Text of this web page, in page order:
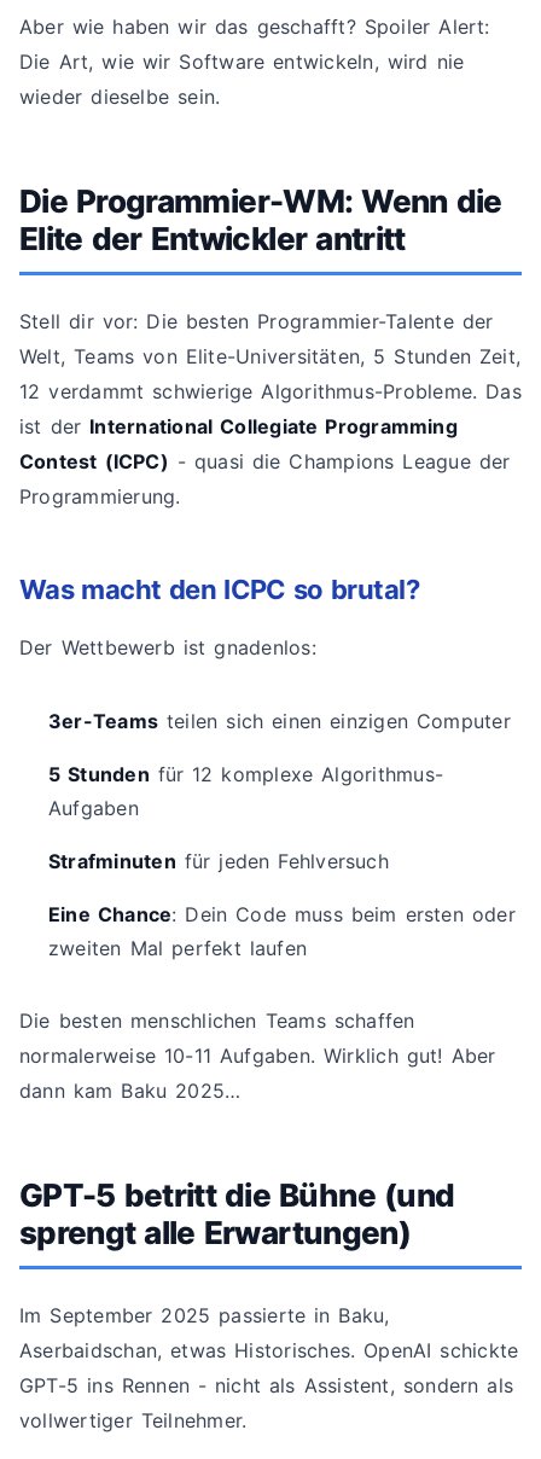
Aber wie haben wir das geschafft? Spoiler Alert:
Die Art, wie wir Software entwickeln, wird nie
wieder dieselbe sein.
Die Programmier-WM: Wenn die
Elite der Entwickler antritt
Stell dir vor: Die besten Programmier-Talente der
Welt, Teams von Elite-Universitäten, 5 Stunden Zeit,
12 verdammt schwierige Algorithmus-Probleme. Das
ist der International Collegiate Programming
Contest (ICPC) - quasi die Champions League der
Programmierung.
Was macht den ICPC so brutal?
Der Wettbewerb ist gnadenlos:
3er-Teams teilen sich einen einzigen Computer
5 Stunden für 12 komplexe Algorithmus-
Aufgaben
Strafminuten für jeden Fehlversuch
Eine Chance: Dein Code muss beim ersten oder
zweiten Mal perfekt laufen
Die besten menschlichen Teams schaffen
normalerweise 10-11 Aufgaben. Wirklich gut! Aber
dann kam Baku 2025…
GPT-5 betritt die Bühne (und
sprengt alle Erwartungen)
Im September 2025 passierte in Baku,
Aserbaidschan, etwas Historisches. OpenAI schickte
GPT-5 ins Rennen - nicht als Assistent, sondern als
vollwertiger Teilnehmer.